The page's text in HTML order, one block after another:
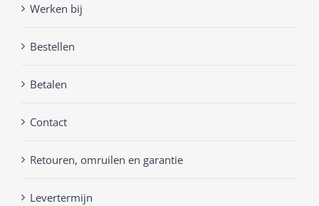
Werken bij
Bestellen
Betalen
Contact
Retouren, omruilen en garantie
Levertermijn